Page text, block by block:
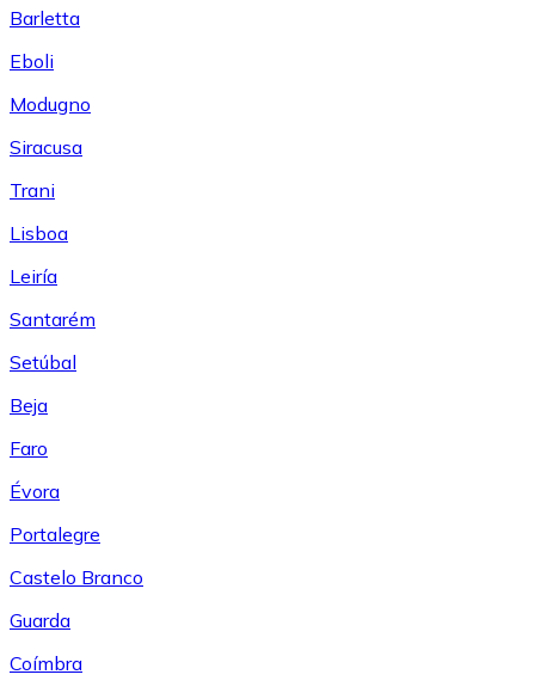
Barletta
Eboli
Modugno
Siracusa
Trani
Lisboa
Leiría
Santarém
Setúbal
Beja
Faro
Évora
Portalegre
Castelo Branco
Guarda
Coímbra